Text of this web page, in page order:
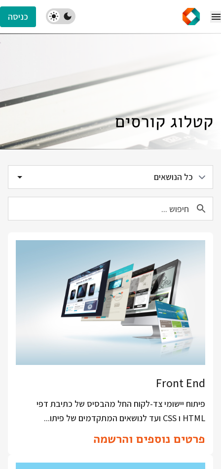
כניסה
קטלוג קורסים
Front End
פיתוח יישומי צד-לקוח החל מהבסיס של כתיבת דפי
HTML ו CSS ועד לנושאים המתקדמים של פיתו...
פרטים נוספים והרשמה